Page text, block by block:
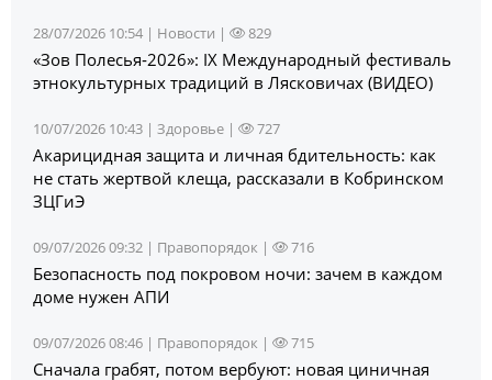
28/07/2026 10:54 | Новости | 829
«Зов Полесья‑2026»: IX Международный фестиваль
этнокультурных традиций в Лясковичах (ВИДЕО)
10/07/2026 10:43 | Здоровье | 727
Акарицидная защита и личная бдительность: как
не стать жертвой клеща, рассказали в Кобринском
ЗЦГиЭ
09/07/2026 09:32 | Правопорядок | 716
Безопасность под покровом ночи: зачем в каждом
доме нужен АПИ
09/07/2026 08:46 | Правопорядок | 715
Сначала грабят, потом вербуют: новая циничная